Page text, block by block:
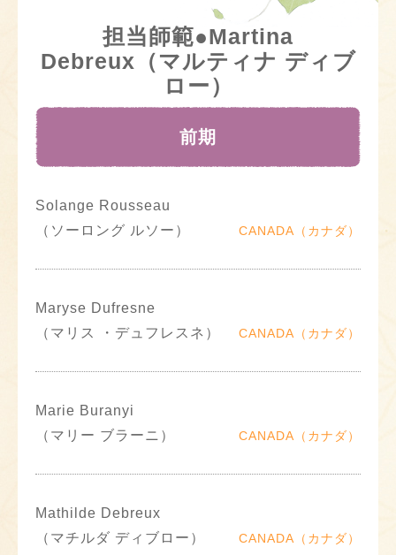
担当師範●Martina
Debreux（マルティナ ディブ
ロー）
前期
Solange Rousseau
（ソーロング ルソー）
CANADA（カナダ）
Maryse Dufresne
（マリス ・デュフレスネ）
CANADA（カナダ）
Marie Buranyi
（マリー ブラーニ）
CANADA（カナダ）
Mathilde Debreux
（マチルダ ディブロー）
CANADA（カナダ）